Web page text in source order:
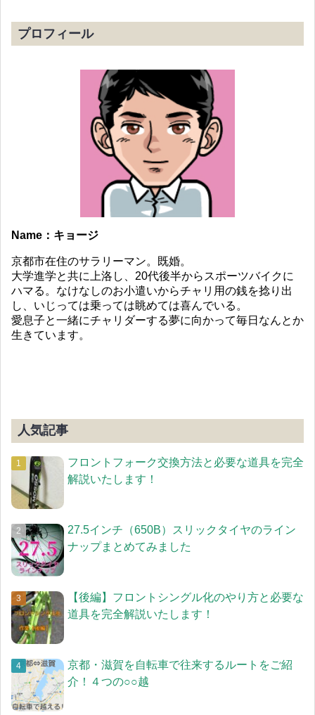
プロフィール
Name：キョージ
京都市在住のサラリーマン。既婚。
大学進学と共に上洛し、20代後半からスポーツバイクに
ハマる。なけなしのお小遣いからチャリ用の銭を捻り出
し、いじっては乗っては眺めては喜んでいる。
愛息子と一緒にチャリダーする夢に向かって毎日なんとか
生きています。
人気記事
フロントフォーク交換方法と必要な道具を完全
解説いたします！
27.5インチ（650B）スリックタイヤのライン
ナップまとめてみました
【後編】フロントシングル化のやり方と必要な
道具を完全解説いたします！
京都・滋賀を自転車で往来するルートをご紹
介！４つの○○越